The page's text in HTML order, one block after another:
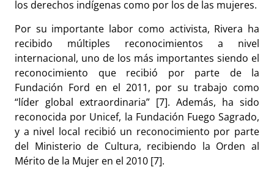
los derechos indígenas como por los de las mujeres.
Por su importante labor como activista, Rivera ha
recibido múltiples reconocimientos a nivel
internacional, uno de los más importantes siendo el
reconocimiento que recibió por parte de la
Fundación Ford en el 2011, por su trabajo como
“líder global extraordinaria” [7]. Además, ha sido
reconocida por Unicef, la Fundación Fuego Sagrado,
y a nivel local recibió un reconocimiento por parte
del Ministerio de Cultura, recibiendo la Orden al
Mérito de la Mujer en el 2010 [7].